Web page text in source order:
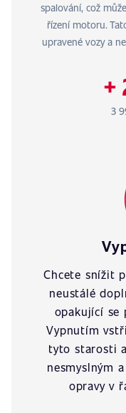
spalování, což
řízení motoru.
upravené vozy a
+
3
Chcete snížit
neustálé
opakující se
Vypnutím
tyto starosti
nesmyslným
opravy v